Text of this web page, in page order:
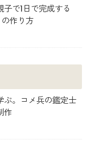
で1日で完成する
の作り方
ぶ。コメ兵の鑑定士
作